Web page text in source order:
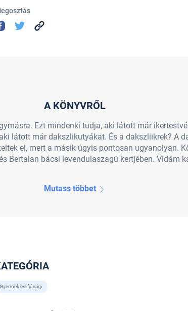
A KÖNYVRŐL
Ezt mindenki tudja, aki látott már
látott már dakszlikutyákat. És a dakszliikrek? A
el, mert a másik úgyis pontosan ugyanolyan.
Bertalan bácsi levendulaszagú kertjében. Vidám
Mutass többet
Gyermek és ifjúsági